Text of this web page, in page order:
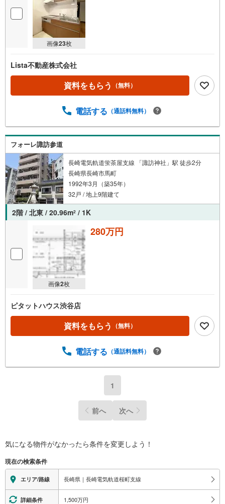
画像23枚
Lista不動産株式会社
資料をもらう （無料）
電話する （通話料無料）
フォーレ諏訪参道
長崎電気軌道蛍茶屋支線 「諏訪神社」駅 徒歩2分
長崎県長崎市馬町
1992年3月（築35年）
32戸 / 地上9階建て
2階 / 北東 / 20.96m2 / 1K
画像2枚
280万円
ピタットハウス渋谷店
資料をもらう （無料）
電話する （通話料無料）
1
前へ 次へ
気になる物件がなかったら条件を変更しよう！
現在の検索条件
エリア/路線 長崎県｜長崎電気軌道桜町支線
詳細条件 1,500万円